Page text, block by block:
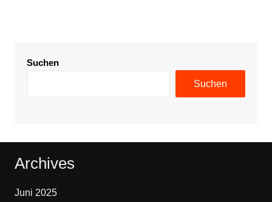
Suchen
Suchen
Archives
Juni 2025